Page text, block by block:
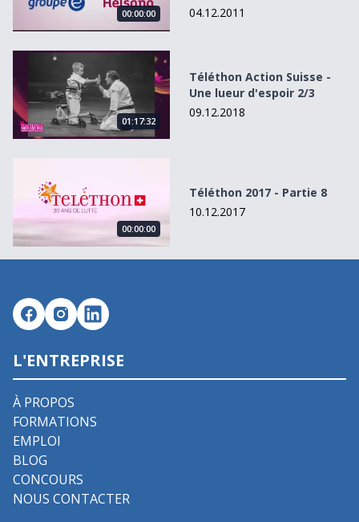
00:00:00
04.12.2011
Téléthon Action Suisse - Une lueur d&#039;espoir 2/3
01:17:32
Téléthon Action Suisse -
Une lueur d'espoir 2/3
09.12.2018
00:00:00
Téléthon 2017 - Partie 8
10.12.2017
L'ENTREPRISE
À PROPOS
FORMATIONS
EMPLOI
BLOG
CONCOURS
NOUS CONTACTER